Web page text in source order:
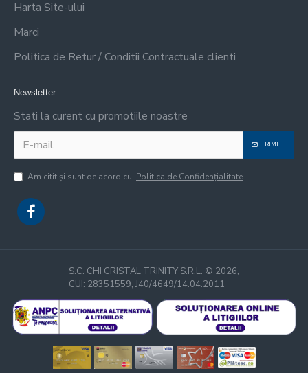
Harta Site-ului
Marci
Politica de Retur / Conditii Contractuale clienti
Newsletter
Stati la curent cu promotiile noastre
TRIMITE
Am citit şi sunt de acord cu Politica de Confidențialitate
S.C. CHI CRISTAL TRINITY S.R.L. © 2026,
CUI: 28351559, J40/4649/14.04.2011